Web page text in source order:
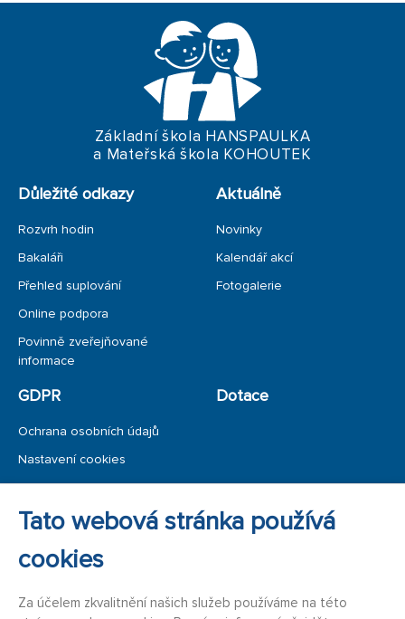
Základní škola HANSPAULKA
a Mateřská škola KOHOUTEK
Důležité odkazy
Rozvrh hodin
Bakaláři
Přehled suplování
Online podpora
Povinně zveřejňované
informace
Aktuálně
Novinky
Kalendář akcí
Fotogalerie
GDPR
Ochrana osobních údajů
Nastavení cookies
Ochrana oznamovatele
Dotace
Úřední deska
Tato webová stránka používá
cookies
Za účelem zkvalitnění našich služeb používáme na této